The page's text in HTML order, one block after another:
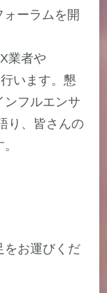
ーラムを開
業者や
います。懇
ンフルエンサ
り、皆さんの
をお運びくだ